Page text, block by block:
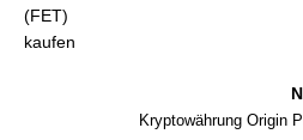
Kryptowährung Origin